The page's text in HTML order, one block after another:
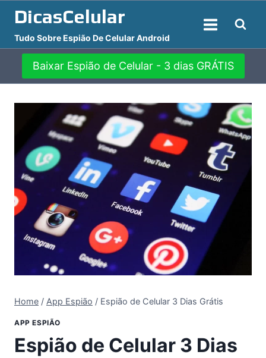
para
Conteúdo
DicasCelular
Tudo Sobre Espião De Celular Android
Baixar Espião de Celular - 3 dias GRÁTIS
Home / App Espião / Espião de Celular 3 Dias Grátis
APP ESPIÃO
Espião de Celular 3 Dias